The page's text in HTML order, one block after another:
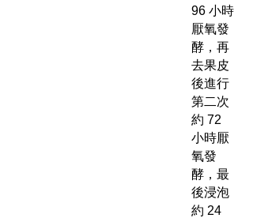
96 小時
厭氧發
酵，再
去果皮
後進行
第二次
約 72
小時厭
氧發
酵，最
後浸泡
約 24